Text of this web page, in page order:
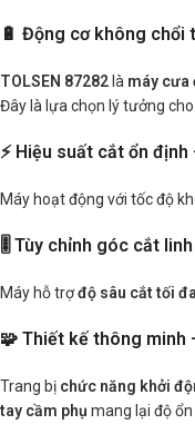
🔋 Động cơ không chổi
TOLSEN 87282 là máy cưa
Đây là lựa chọn lý tưởng
⚡ Hiệu suất cắt ổn
Máy hoạt động với tốc độ
🎚️ Tùy chỉnh góc cắt
Máy hỗ trợđộ sâu cắt tối
🧩 Thiết kế thông minh
Trang bị chức năng khởi
tay cầm phụ mang lại độ